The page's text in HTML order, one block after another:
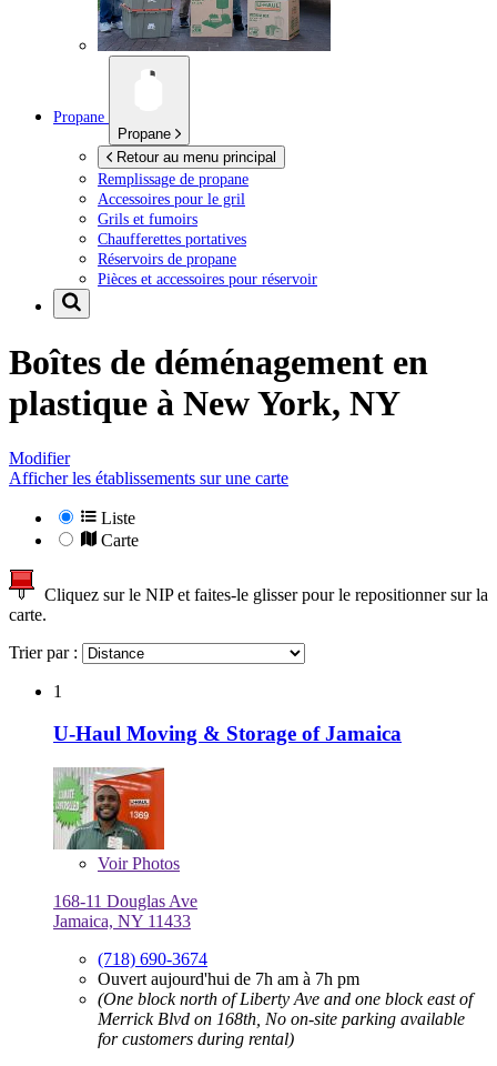
Propane
Propane
Retour au menu principal
Remplissage de propane
Accessoires pour le gril
Grils et fumoirs
Chaufferettes portatives
Réservoirs de propane
Pièces et accessoires pour réservoir
Boîtes de déménagement en
plastique à New York, NY
Modifier
Afficher les établissements sur une carte
Liste
Carte
Cliquez sur le NIP et faites-le glisser pour le repositionner sur la
carte.
Trier par :
1
U-Haul Moving & Storage of Jamaica
VoirPhotos
168-11 Douglas Ave
Jamaica, NY 11433
(718) 690-3674
Ouvert aujourd'hui de 7h am à 7h pm
(One block north of Liberty Ave and one block east of
Merrick Blvd on 168th, No on-site parking available
for customers during rental)